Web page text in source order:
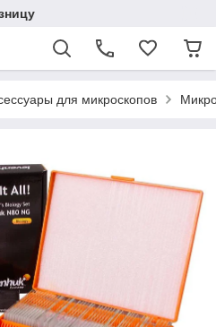
для микроскопов